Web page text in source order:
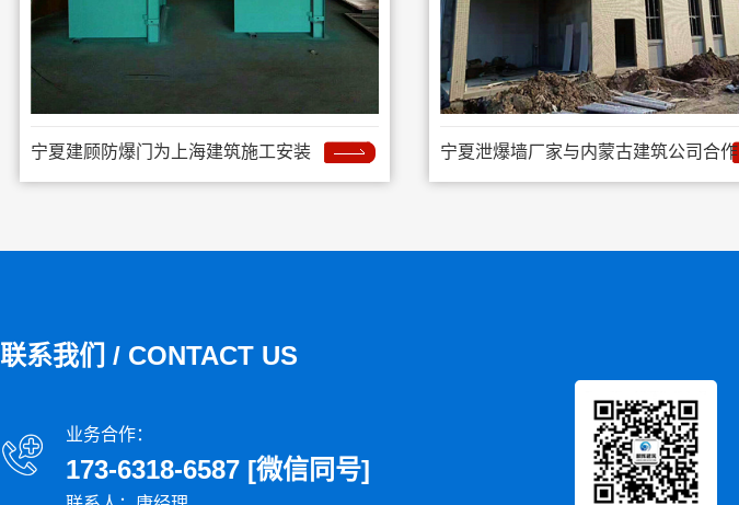
宁夏建顾防爆门为上海建筑施工安装 宁夏泄爆墙厂家与内蒙古建筑公司合作
联系我们 / CONTACT US
业务合作：
173-6318-6587 [微信同号]